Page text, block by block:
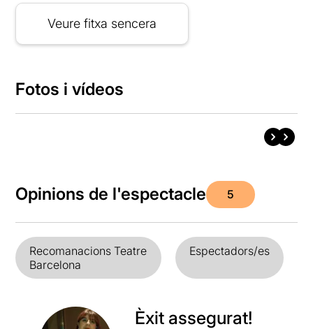
Veure fitxa sencera
Fotos i vídeos
Opinions de l'espectacle 5
Recomanacions Teatre
Barcelona
Espectadors/es
Èxit assegurat!